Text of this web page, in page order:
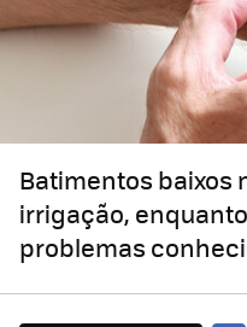
Batimentos baixos
irrigação,
problemas